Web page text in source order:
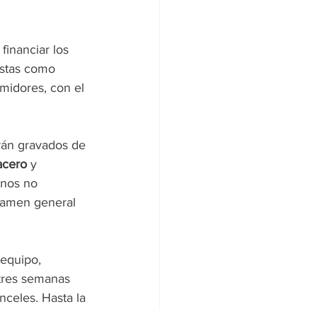
los
como
con el
gravados de
y
no
general
semanas
Hasta la